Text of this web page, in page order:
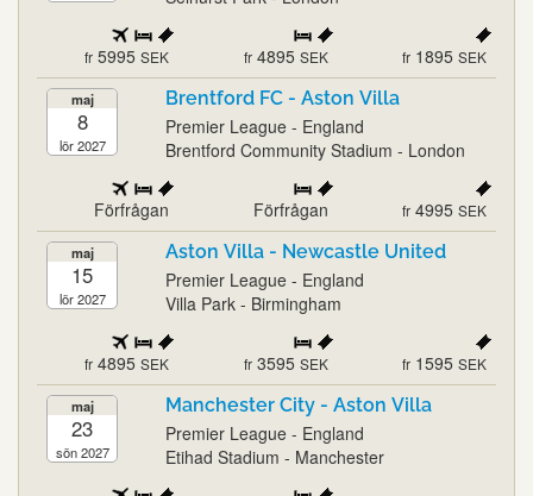
fr 5995 SEK fr 4895 SEK fr 1895 SEK
maj
8
lör 2027
Brentford FC - Aston Villa
Premier League - England
Brentford Community Stadium - London
Förfrågan Förfrågan fr 4995 SEK
maj
15
lör 2027
Aston Villa - Newcastle United
Premier League - England
Villa Park - Birmingham
fr 4895 SEK fr 3595 SEK fr 1595 SEK
maj
23
sön 2027
Manchester City - Aston Villa
Premier League - England
Etihad Stadium - Manchester